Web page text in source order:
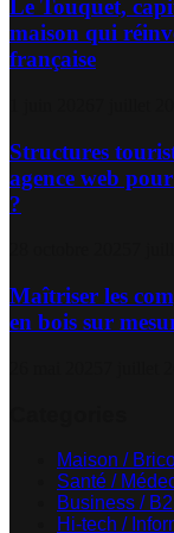
Le Touquet,
maison qui
française
Structures
agence web
?
Maîtriser les
en bois sur
Maison /
Santé /
Business /
Hi-tech /